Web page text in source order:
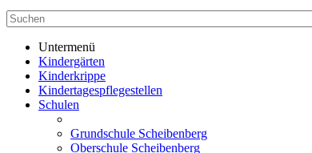
Untermenü
Kindergärten
Kinderkrippe
Kindertagespflegestellen
Schulen
Grundschule Scheibenberg
Oberschule Scheibenberg